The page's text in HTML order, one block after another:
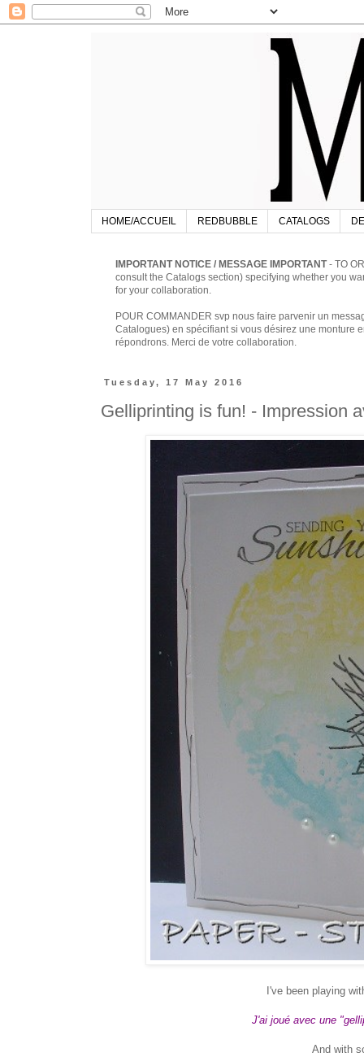
HOME/ACCUEIL REDBUBBLE CATALOGS
IMPORTANT NOTICE / MESSAGE IMPORTANT- TO
consult the Catalogs section) specifying whether you
for your collaboration.
POUR COMMANDER svp nous faire parvenir un
Catalogues) en spécifiant si vous désirez une monture
répondrons. Merci de votre collaboration.
Tuesday, 17 May 2016
Gelliprinting is fun! - Impression
I've been playing
J'ai joué avec une
And with